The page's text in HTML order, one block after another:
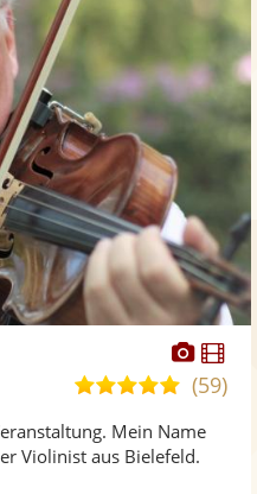
Fotos
5,0
5
(59)
Mein Name
Violinist aus Bielefeld.